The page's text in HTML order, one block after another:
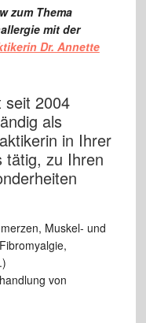
zum Thema
mit der
Dr. Annette
seit 2004
als
in Ihrer
tätig, zu Ihren
Muskel- und
von